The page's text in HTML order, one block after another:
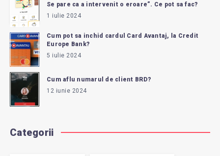
Se pare ca a intervenit o eroare”. Ce pot sa fac?
1 iulie 2024
Cum pot sa inchid cardul Card Avantaj, la Credit
Europe Bank?
5 iulie 2024
Cum aflu numarul de client BRD?
12 iunie 2024
Categorii